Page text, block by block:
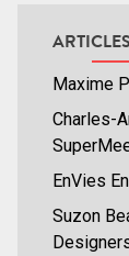
Maxime
Charles-
EnVies
Suzon